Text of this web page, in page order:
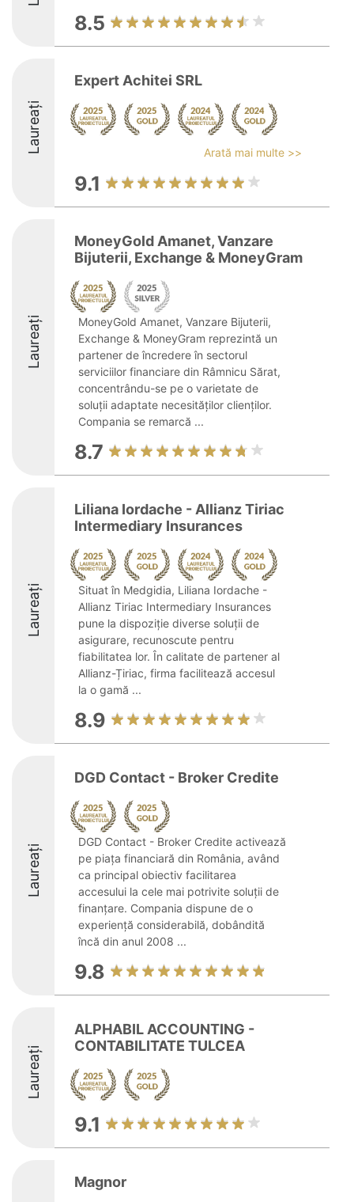
8.5
Laureați
Expert Achitei SRL
Arată mai multe >>
9.1
Laureați
MoneyGold Amanet, Vanzare
Bijuterii, Exchange & MoneyGram
MoneyGold Amanet, Vanzare Bijuterii,
Exchange & MoneyGram reprezintă un
partener de încredere în sectorul
serviciilor financiare din Râmnicu Sărat,
concentrându-se pe o varietate de
soluții adaptate necesităților clienților.
Compania se remarcă ...
8.7
Laureați
Liliana Iordache - Allianz Tiriac
Intermediary Insurances
Situat în Medgidia, Liliana Iordache -
Allianz Tiriac Intermediary Insurances
pune la dispoziție diverse soluții de
asigurare, recunoscute pentru
fiabilitatea lor. În calitate de partener al
Allianz-Țiriac, firma facilitează accesul
la o gamă ...
8.9
Laureați
DGD Contact - Broker Credite
DGD Contact - Broker Credite activează
pe piața financiară din România, având
ca principal obiectiv facilitarea
accesului la cele mai potrivite soluții de
finanțare. Compania dispune de o
experiență considerabilă, dobândită
încă din anul 2008 ...
9.8
Laureați
ALPHABIL ACCOUNTING -
CONTABILITATE TULCEA
9.1
Magnor